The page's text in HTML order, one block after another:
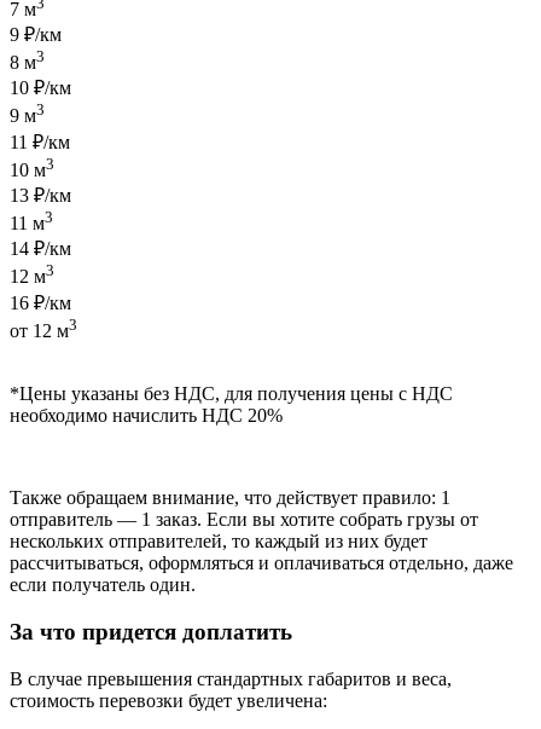
7 м
9 ₽/км
8 м3
10 ₽/км
9 м3
11 ₽/км
10 м3
13 ₽/км
11 м3
14 ₽/км
12 м3
16 ₽/км
от 12 м3
*Цены указаны без НДС, для получения цены с НДС
необходимо начислить НДС 20%
Также обращаем внимание, что действует правило: 1
отправитель — 1 заказ. Если вы хотите собрать грузы от
нескольких отправителей, то каждый из них будет
рассчитываться, оформляться и оплачиваться отдельно, даже
если получатель один.
За что придется доплатить
В случае превышения стандартных габаритов и веса,
стоимость перевозки будет увеличена: